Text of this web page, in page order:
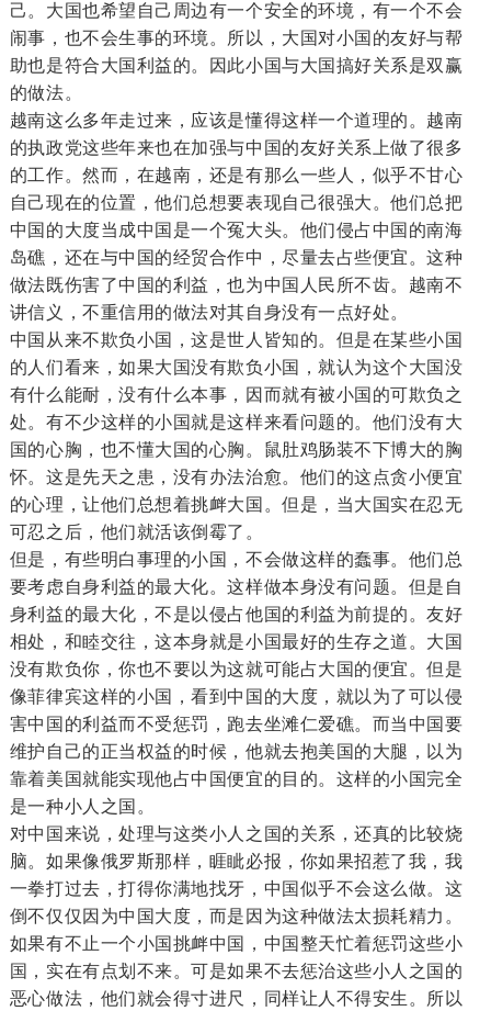
己。大国也希望自己周边有一个安全的环境，有一个不会
闹事，也不会生事的环境。所以，大国对小国的友好与帮
助也是符合大国利益的。因此小国与大国搞好关系是双赢
的做法。
越南这么多年走过来，应该是懂得这样一个道理的。越南
的执政党这些年来也在加强与中国的友好关系上做了很多
的工作。然而，在越南，还是有那么一些人，似乎不甘心
自己现在的位置，他们总想要表现自己很强大。他们总把
中国的大度当成中国是一个冤大头。他们侵占中国的南海
岛礁，还在与中国的经贸合作中，尽量去占些便宜。这种
做法既伤害了中国的利益，也为中国人民所不齿。越南不
讲信义，不重信用的做法对其自身没有一点好处。
中国从来不欺负小国，这是世人皆知的。但是在某些小国
的人们看来，如果大国没有欺负小国，就认为这个大国没
有什么能耐，没有什么本事，因而就有被小国的可欺负之
处。有不少这样的小国就是这样来看问题的。他们没有大
国的心胸，也不懂大国的心胸。鼠肚鸡肠装不下博大的胸
怀。这是先天之患，没有办法治愈。他们的这点贪小便宜
的心理，让他们总想着挑衅大国。但是，当大国实在忍无
可忍之后，他们就活该倒霉了。
但是，有些明白事理的小国，不会做这样的蠢事。他们总
要考虑自身利益的最大化。这样做本身没有问题。但是自
身利益的最大化，不是以侵占他国的利益为前提的。友好
相处，和睦交往，这本身就是小国最好的生存之道。大国
没有欺负你，你也不要以为这就可能占大国的便宜。但是
像菲律宾这样的小国，看到中国的大度，就以为了可以侵
害中国的利益而不受惩罚，跑去坐滩仁爱礁。而当中国要
维护自己的正当权益的时候，他就去抱美国的大腿，以为
靠着美国就能实现他占中国便宜的目的。这样的小国完全
是一种小人之国。
对中国来说，处理与这类小人之国的关系，还真的比较烧
脑。如果像俄罗斯那样，睚眦必报，你如果招惹了我，我
一拳打过去，打得你满地找牙，中国似乎不会这么做。这
倒不仅仅因为中国大度，而是因为这种做法太损耗精力。
如果有不止一个小国挑衅中国，中国整天忙着惩罚这些小
国，实在有点划不来。可是如果不去惩治这些小人之国的
恶心做法，他们就会得寸进尺，同样让人不得安生。所以